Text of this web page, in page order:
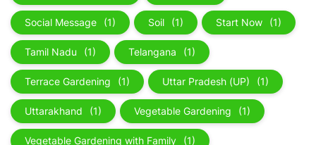
Social Message (1) Soil (1) Start Now (1)
Tamil Nadu (1) Telangana (1)
Terrace Gardening (1) Uttar Pradesh (UP) (1)
Uttarakhand (1) Vegetable Gardening (1)
Vegetable Gardening with Family (1)